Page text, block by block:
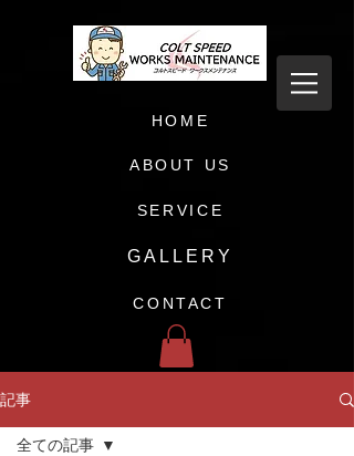
HOME
ABOUT US
SERVICE
GALLERY
CONTACT
記事
全ての記事